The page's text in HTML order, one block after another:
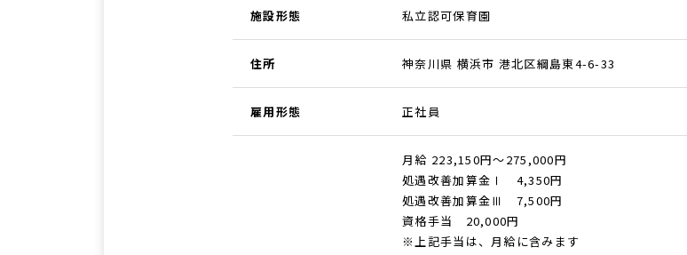
施設形態 私立認可保育園
住所 神奈川県 横浜市 港北区綱島東4-6-33
雇用形態 正社員
月給 223,150円～275,000円
処遇改善加算金Ⅰ 4,350円
処遇改善加算金Ⅲ 7,500円
資格手当 20,000円
※上記手当は、月給に含みます